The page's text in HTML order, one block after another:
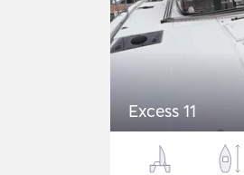
Excess 11